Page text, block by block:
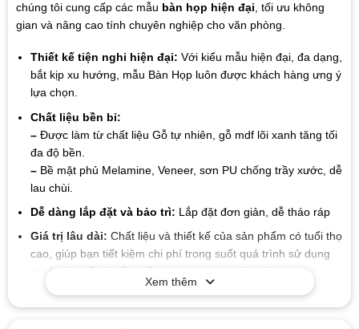
chúng tôi cung cấp các mẫu bàn họp hiện đại , tối ưu không
gian và nâng cao tính chuyên nghiệp cho văn phòng.
Thiết kế tiện nghi hiện đại: Với kiểu mẫu hiện đại, đa dạng,
bắt kịp xu hướng, mẫu Bàn Họp luôn được khách hàng ưng ý
lựa chọn.
Chất liệu bền bỉ:
–Được làm từ chất liệu Gỗ tự nhiên, gỗ mdf lõi xanh tăng tối
đa độ bền.
–Bề mặt phủ Melamine, Veneer, sơn PU chống trầy xước, dễ
lau chùi.
Dễ dàng lắp đặt và bảo trì: Lắp đặt đơn giản, dễ tháo ráp
Giá trị lâu dài: Chất liệu và thiết kế của sản phẩm có tuổi thọ
cao, giúp bạn tiết kiệm chi phí trong suốt quá trình sử dụng
mà không cần lo lắng về sự hao mòn hay hư hỏng.
Mẫu mã đa dạng: Xưởng chúng tôi sản xuất đa dạng các
Xem thêm